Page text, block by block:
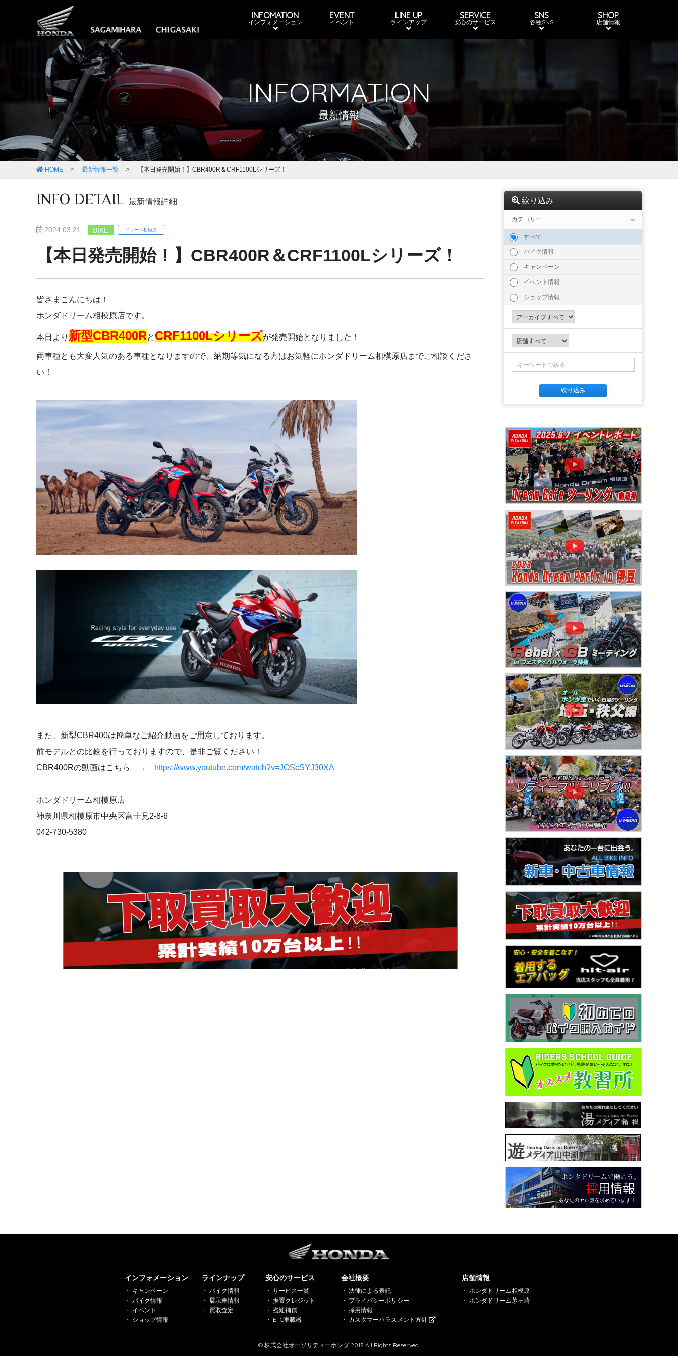
INFOMATION
インフォメーション
EVENT
イベント
LINE UP
ラインアップ
SERVICE
安心のサービス
SNS
各種SNS
SHOP
店舗情報
INFORMATION
最新情報
HOME 最新情報一覧 【本日発売開始！】CBR400R＆CRF1100Lシリーズ！
絞り込み
カテゴリー
すべて
バイク情報
キャンペーン
イベント情報
ショップ情報
INFO DETAIL 最新情報詳細
2024.03.21 BIKE ドリーム相模原
【本日発売開始！】CBR400R＆CRF1100Lシリーズ！
皆さまこんにちは！
ホンダドリーム相模原店です。
本日より 新型CBR400RとCRF1100Lシリーズが発売開始となりました！
両車種とも大変人気のある車種となりますので、納期等気になる方はお気軽にホンダドリーム相模原店までご相談くださ
い！
また、新型CBR400は簡単なご紹介動画をご用意しております。
前モデルとの比較を行っておりますので、是非ご覧ください！
CBR400Rの動画はこちら →
https://www.youtube.com/watch?v=JOScSYJ30XA
ホンダドリーム相模原店
神奈川県相模原市中央区富士見2-8-6
042-730-5380
インフォメーション
キャンペーン
バイク情報
イベント
ショップ情報
ラインナップ
バイク情報
展示車情報
買取査定
安心のサービス
サービス一覧
据置クレジット
盗難補償
ETC車載器
会社概要
法律による表記
プライバシーポリシー
採用情報
カスタマーハラスメント方針
店舗情報
ホンダドリーム相模原
ホンダドリーム茅ヶ崎
© 株式会社オーソリティーホンダ 2018 All Rights Reserved.